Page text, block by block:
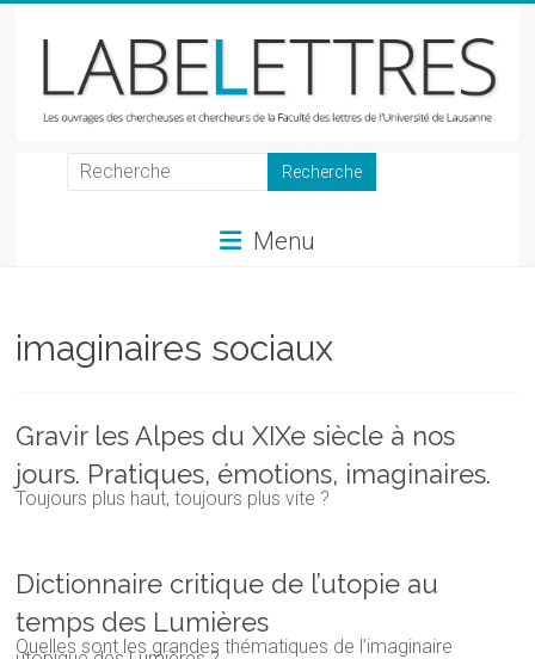
LabeLettres
et
chercheurs
Faculté
des
lettres
Menu
imaginaires sociaux
Gravir les Alpes du XIXe siècle à nos
jours. Pratiques, émotions, imaginaires.
Toujours plus haut, toujours plus vite ?
Dictionnaire critique de l’utopie au
temps des Lumières
Quelles sont les grandes thématiques de l’imaginaire